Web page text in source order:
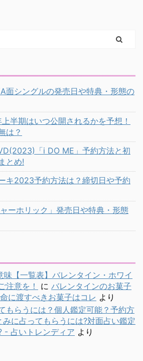
面シングルの発売日や特典・形態の
半期はいつ公開されるかを予想！
は？
「i DO ME」予約方法と初
とめ!
キ2023予約方法は？締切日や予約
ーホリック」発売日や特典・形態
味【一覧表】バレンタイン・ホワイ
注意を！
に バレンタインのお菓子
に渡すべきお菓子はコレ より
もらうには？個人鑑定可能？予約方
みに占ってもらうには?対面占い鑑定
- 占いトレンディア より